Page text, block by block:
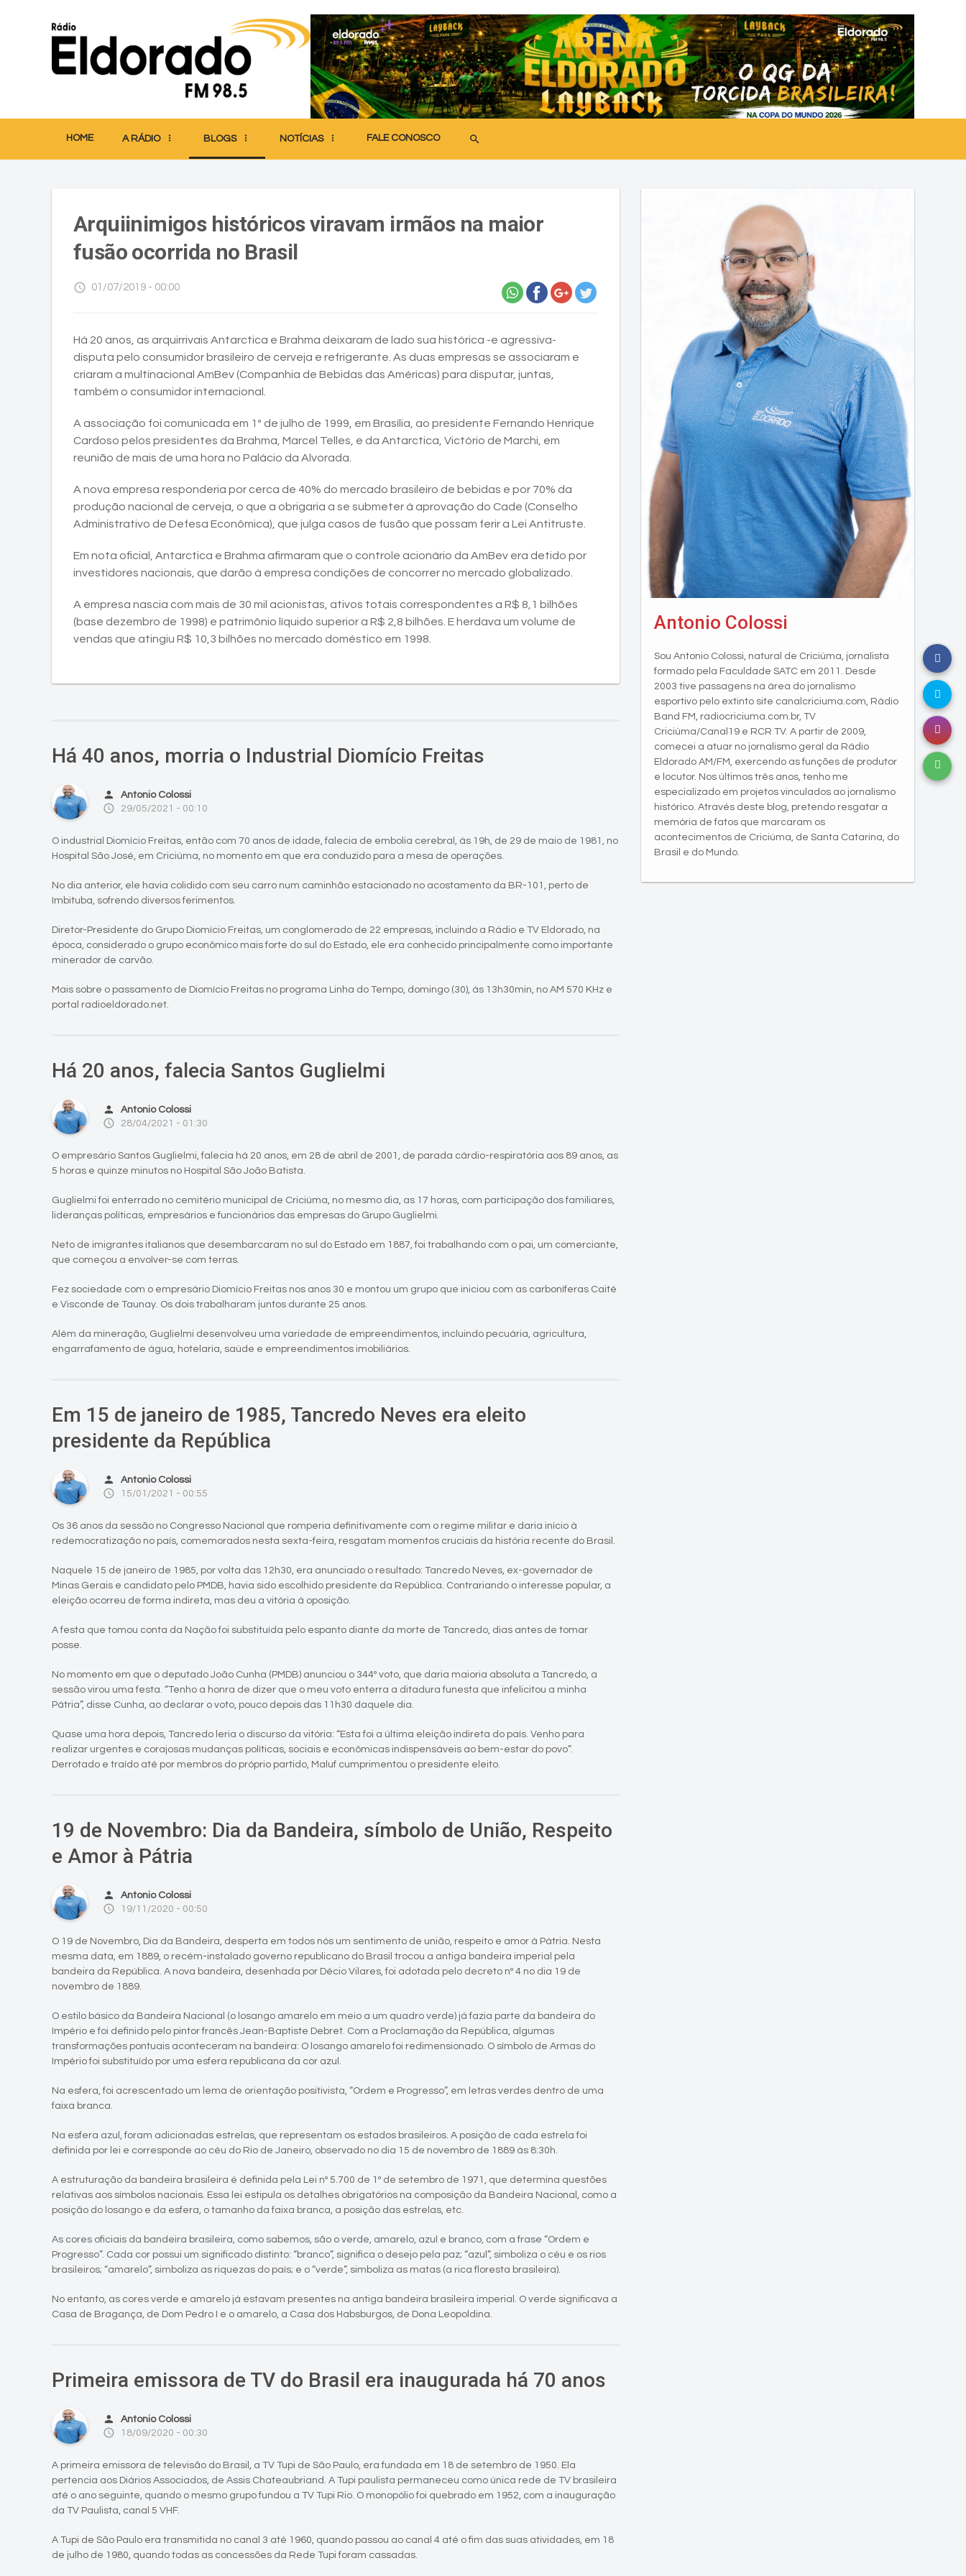
HOME A RÁDIO BLOGS NOTÍCIAS FALE CONOSCO search
Arquiinimigos históricos viravam irmãos na maior
fusão ocorrida no Brasil
access_time 01/07/2019 - 00:00
Há 20 anos, as arquirrivais Antarctica e Brahma deixaram de lado sua histórica -e agressiva-
disputa pelo consumidor brasileiro de cerveja e refrigerante. As duas empresas se associaram e
criaram a multinacional AmBev (Companhia de Bebidas das Américas) para disputar, juntas,
também o consumidor internacional.
A associação foi comunicada em 1º de julho de 1999, em Brasília, ao presidente Fernando Henrique
Cardoso pelos presidentes da Brahma, Marcel Telles, e da Antarctica, Victório de Marchi, em
reunião de mais de uma hora no Palácio da Alvorada.
A nova empresa responderia por cerca de 40% do mercado brasileiro de bebidas e por 70% da
produção nacional de cerveja, o que a obrigaria a se submeter à aprovação do Cade (Conselho
Administrativo de Defesa Econômica), que julga casos de fusão que possam ferir a Lei Antitruste.
Em nota oficial, Antarctica e Brahma afirmaram que o controle acionário da AmBev era detido por
investidores nacionais, que darão à empresa condições de concorrer no mercado globalizado.
A empresa nascia com mais de 30 mil acionistas, ativos totais correspondentes a R$ 8,1 bilhões
(base dezembro de 1998) e patrimônio líquido superior a R$ 2,8 bilhões. E herdava um volume de
vendas que atingiu R$ 10,3 bilhões no mercado doméstico em 1998.
Há 40 anos, morria o Industrial Diomício Freitas
person Antonio Colossi
access_time 29/05/2021 - 00:10
O industrial Diomício Freitas, então com 70 anos de idade, falecia de embolia cerebral, às 19h, de 29 de maio de 1981, no
Hospital São José, em Criciúma, no momento em que era conduzido para a mesa de operações.
No dia anterior, ele havia colidido com seu carro num caminhão estacionado no acostamento da BR-101, perto de
Imbituba, sofrendo diversos ferimentos.
Diretor-Presidente do Grupo Diomício Freitas, um conglomerado de 22 empresas, incluindo a Rádio e TV Eldorado, na
época, considerado o grupo econômico mais forte do sul do Estado, ele era conhecido principalmente como importante
minerador de carvão.
Mais sobre o passamento de Diomício Freitas no programa Linha do Tempo, domingo (30), às 13h30min, no AM 570 KHz e
portal radioeldorado.net.
Há 20 anos, falecia Santos Guglielmi
person Antonio Colossi
access_time 28/04/2021 - 01:30
O empresário Santos Guglielmi, falecia há 20 anos, em 28 de abril de 2001, de parada cárdio-respiratória aos 89 anos, as
5 horas e quinze minutos no Hospital São João Batista.
Guglielmi foi enterrado no cemitério municipal de Criciúma, no mesmo dia, as 17 horas, com participação dos familiares,
lideranças políticas, empresários e funcionários das empresas do Grupo Guglielmi.
Neto de imigrantes italianos que desembarcaram no sul do Estado em 1887, foi trabalhando com o pai, um comerciante,
que começou a envolver-se com terras.
Fez sociedade com o empresário Diomício Freitas nos anos 30 e montou um grupo que iniciou com as carboníferas Caité
e Visconde de Taunay. Os dois trabalharam juntos durante 25 anos.
Além da mineração, Guglielmi desenvolveu uma variedade de empreendimentos, incluindo pecuária, agricultura,
engarrafamento de água, hotelaria, saúde e empreendimentos imobiliários.
Em 15 de janeiro de 1985, Tancredo Neves era eleito
presidente da República
person Antonio Colossi
access_time 15/01/2021 - 00:55
Os 36 anos da sessão no Congresso Nacional que romperia definitivamente com o regime militar e daria início à
redemocratização no país, comemorados nesta sexta-feira, resgatam momentos cruciais da história recente do Brasil.
Naquele 15 de janeiro de 1985, por volta das 12h30, era anunciado o resultado: Tancredo Neves, ex-governador de
Minas Gerais e candidato pelo PMDB, havia sido escolhido presidente da República. Contrariando o interesse popular, a
eleição ocorreu de forma indireta, mas deu a vitória à oposição.
A festa que tomou conta da Nação foi substituída pelo espanto diante da morte de Tancredo, dias antes de tomar
posse.
No momento em que o deputado João Cunha (PMDB) anunciou o 344º voto, que daria maioria absoluta a Tancredo, a
sessão virou uma festa. “Tenho a honra de dizer que o meu voto enterra a ditadura funesta que infelicitou a minha
Pátria”, disse Cunha, ao declarar o voto, pouco depois das 11h30 daquele dia.
Quase uma hora depois, Tancredo leria o discurso da vitória: “Esta foi a última eleição indireta do país. Venho para
realizar urgentes e corajosas mudanças políticas, sociais e econômicas indispensáveis ao bem-estar do povo”.
Derrotado e traído até por membros do próprio partido, Maluf cumprimentou o presidente eleito.
19 de Novembro: Dia da Bandeira, símbolo de União, Respeito
e Amor à Pátria
person Antonio Colossi
access_time 19/11/2020 - 00:50
O 19 de Novembro, Dia da Bandeira, desperta em todos nós um sentimento de união, respeito e amor à Pátria. Nesta
mesma data, em 1889, o recém-instalado governo republicano do Brasil trocou a antiga bandeira imperial pela
bandeira da República. A nova bandeira, desenhada por Décio Vilares, foi adotada pelo decreto nº 4 no dia 19 de
novembro de 1889.
O estilo básico da Bandeira Nacional (o losango amarelo em meio a um quadro verde) já fazia parte da bandeira do
Império e foi definido pelo pintor francês Jean-Baptiste Debret. Com a Proclamação da República, algumas
transformações pontuais aconteceram na bandeira: O losango amarelo foi redimensionado. O símbolo de Armas do
Império foi substituído por uma esfera republicana da cor azul.
Na esfera, foi acrescentado um lema de orientação positivista, “Ordem e Progresso”, em letras verdes dentro de uma
faixa branca.
Na esfera azul, foram adicionadas estrelas, que representam os estados brasileiros. A posição de cada estrela foi
definida por lei e corresponde ao céu do Rio de Janeiro, observado no dia 15 de novembro de 1889 às 8:30h.
A estruturação da bandeira brasileira é definida pela Lei nº 5.700 de 1º de setembro de 1971, que determina questões
relativas aos símbolos nacionais. Essa lei estipula os detalhes obrigatórios na composição da Bandeira Nacional, como a
posição do losango e da esfera, o tamanho da faixa branca, a posição das estrelas, etc.
As cores oficiais da bandeira brasileira, como sabemos, são o verde, amarelo, azul e branco, com a frase “Ordem e
Progresso”. Cada cor possui um significado distinto: “branco”, significa o desejo pela paz; “azul”, simboliza o céu e os rios
brasileiros; “amarelo”, simboliza as riquezas do país; e o “verde”, simboliza as matas (a rica floresta brasileira).
No entanto, as cores verde e amarelo já estavam presentes na antiga bandeira brasileira imperial. O verde significava a
Casa de Bragança, de Dom Pedro I e o amarelo, a Casa dos Habsburgos, de Dona Leopoldina.
Primeira emissora de TV do Brasil era inaugurada há 70 anos
person Antonio Colossi
access_time 18/09/2020 - 00:30
A primeira emissora de televisão do Brasil, a TV Tupi de São Paulo, era fundada em 18 de setembro de 1950. Ela
pertencia aos Diários Associados, de Assis Chateaubriand. A Tupi paulista permaneceu como única rede de TV brasileira
até o ano seguinte, quando o mesmo grupo fundou a TV Tupi Rio. O monopólio foi quebrado em 1952, com a inauguração
da TV Paulista, canal 5 VHF.
A Tupi de São Paulo era transmitida no canal 3 até 1960, quando passou ao canal 4 até o fim das suas atividades, em 18
de julho de 1980, quando todas as concessões da Rede Tupi foram cassadas.
Antonio Colossi
Sou Antonio Colossi, natural de Criciúma, jornalista
formado pela Faculdade SATC em 2011. Desde
2003 tive passagens na área do jornalismo
esportivo pelo extinto site canalcriciuma.com, Rádio
Band FM, radiocriciuma.com.br, TV
Criciúma/Canal19 e RCR TV. A partir de 2009,
comecei a atuar no jornalismo geral da Rádio
Eldorado AM/FM, exercendo as funções de produtor
e locutor. Nos últimos três anos, tenho me
especializado em projetos vinculados ao jornalismo
histórico. Através deste blog, pretendo resgatar a
memória de fatos que marcaram os
acontecimentos de Criciúma, de Santa Catarina, do
Brasil e do Mundo.